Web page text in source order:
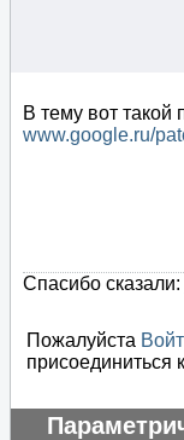
В тему вот такой
www.google.ru/
Спасибо сказали:
Пожалуйста
присоединиться